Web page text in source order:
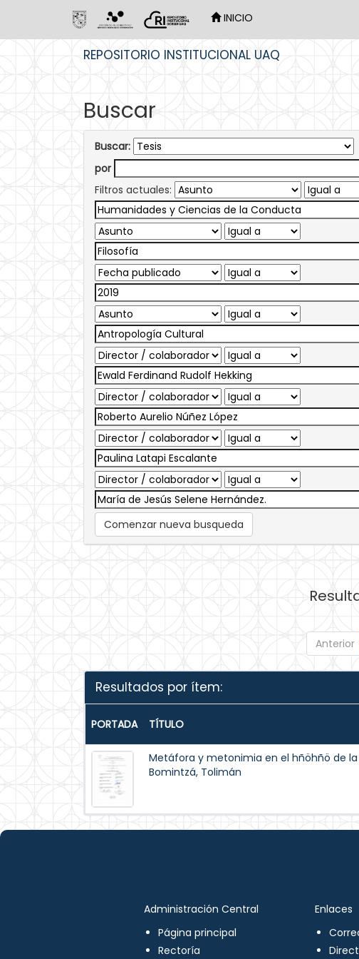
INICIO
REPOSITORIO INSTITUCIONAL UAQ
Buscar
Buscar:
por
Filtros actuales:
Comenzar nueva busqueda
Anterior
Resultados por ítem:
PORTADA TÍTULO
Metáfora y metonimia en el hñöhñö de
Bomintzá, Tolimán
Administración Central
Página principal
Rectoría
Enlaces